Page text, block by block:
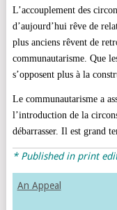
L’accouplement des
d’aujourd’hui rêve de
plus anciens rêvent de
communautarisme. Que
s’opposent plus à la
Le communautarisme a
l’introduction de la
débarrasser. Il est grand
* Published in print
An Appeal